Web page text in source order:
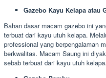
Gazebo Kayu Kelapa atau
Bahan dasar macam gazebo ini
terbuat dari kayu utuh kelapa.
professional yang berpengalaman
berkwalitas. Macam Saung ini
sebab terbuat dari kayu utuh kelapa.